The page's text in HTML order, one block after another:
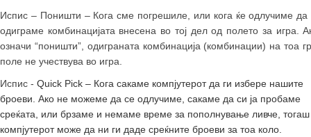
Испис – Поништи – Кога сме погрешиле, или кога ќе одлучиме да
одиграме комбинацијата внесена во тој дел од полето за игра.
означи “поништи”, одиграната комбинација (комбинации) на тоа
поле не учествува во игра.
Испис - Quick Pick – Кога сакаме компјутерот да ги избере нашите
броеви. Ако не можеме да се одлучиме, сакаме да си ја пробаме
среќата, или брзаме и немаме време за пополнување ливче, тогаш
компјутерот може да ни ги даде среќните броеви за тоа коло.